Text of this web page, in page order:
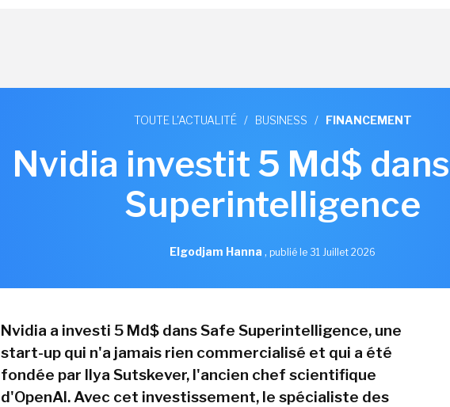
TOUTE L'ACTUALITÉ / BUSINESS / FINANCEMENT
Nvidia investit 5 Md$
Superintelligence
Elgodjam Hanna , publié le 31 Juillet 2026
Nvidia a investi 5 Md$ dans Safe Superintelligence, une
start-up qui n'a jamais rien commercialisé et qui a été
fondée par Ilya Sutskever, l'ancien chef scientifique
d'OpenAI. Avec cet investissement, le spécialiste des